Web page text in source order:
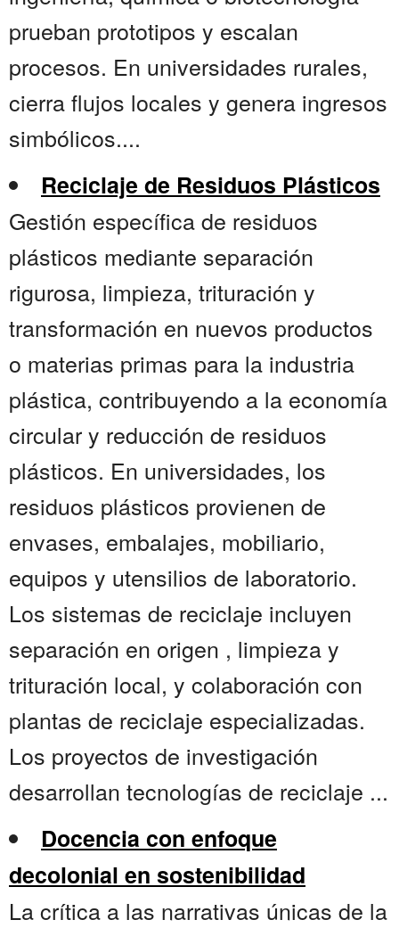
prueban prototipos y escalan
procesos. En universidades rurales,
cierra flujos locales y genera ingresos
simbólicos....
Reciclaje de Residuos Plásticos
Gestión específica de residuos
plásticos mediante separación
rigurosa, limpieza, trituración y
transformación en nuevos productos
o materias primas para la industria
plástica, contribuyendo a la economía
circular y reducción de residuos
plásticos. En universidades, los
residuos plásticos provienen de
envases, embalajes, mobiliario,
equipos y utensilios de laboratorio.
Los sistemas de reciclaje incluyen
separación en origen , limpieza y
trituración local, y colaboración con
plantas de reciclaje especializadas.
Los proyectos de investigación
desarrollan tecnologías de reciclaje ...
Docencia con enfoque
decolonial en sostenibilidad
La crítica a las narrativas únicas de la